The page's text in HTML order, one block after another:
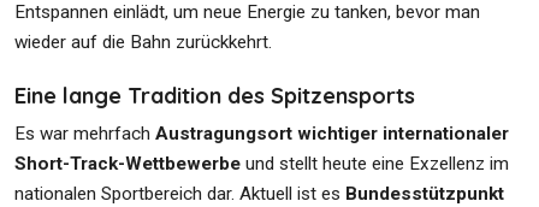
Entspannen einlädt, um neue Energie zu tanken, bevor man
wieder auf die Bahn zurückkehrt.
Eine lange Tradition des Spitzensports
Es war mehrfach Austragungsort wichtiger internationaler
Short-Track-Wettbewerbe und stellt heute eine Exzellenz im
nationalen Sportbereich dar. Aktuell ist es Bundesstützpunkt